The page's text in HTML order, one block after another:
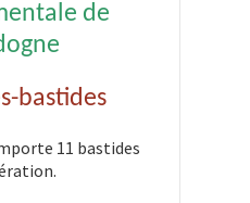
de
bastides
11 bastides